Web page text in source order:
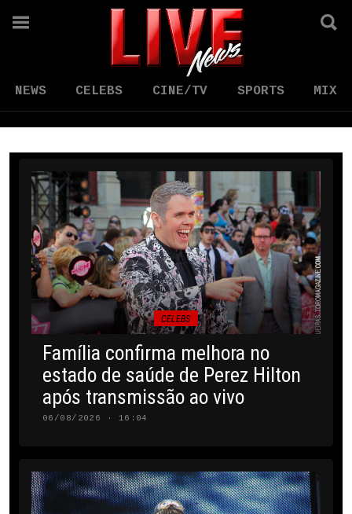
NEWS CELEBS CINE/TV SPORTS MIX
CELEBS
Família confirma melhora no
estado de saúde de Perez Hilton
após transmissão ao vivo
06/08/2026 · 16:04